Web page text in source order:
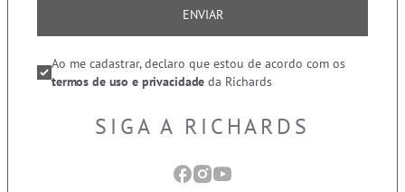
ENVIAR
Ao me cadastrar, declaro que estou de acordo com os
termos de uso e privacidade da Richards
SIGA A RICHARDS